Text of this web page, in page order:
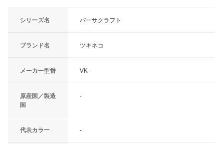
シリーズ名 バーサクラフト
ブランド名 ツキネコ
メーカー型番 VK-
原産国／製造
国
-
代表カラー -